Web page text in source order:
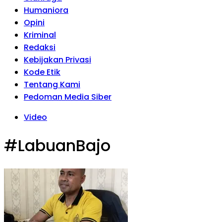
Humaniora
Opini
Kriminal
Redaksi
Kebijakan Privasi
Kode Etik
Tentang Kami
Pedoman Media Siber
Video
#LabuanBajo